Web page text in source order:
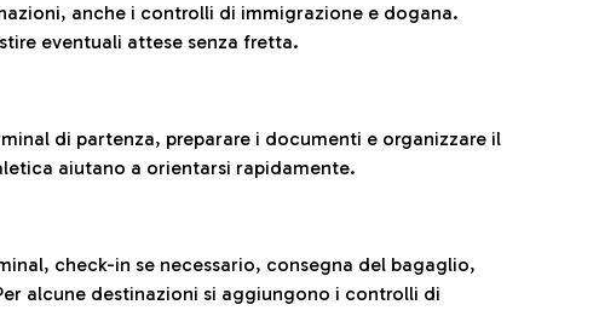
anche i controlli di immigrazione e dogana.
eventuali attese senza fretta.
di partenza, preparare i documenti e organizzare il
aiutano a orientarsi rapidamente.
check-in se necessario, consegna del bagaglio,
alcune destinazioni si aggiungono i controlli di